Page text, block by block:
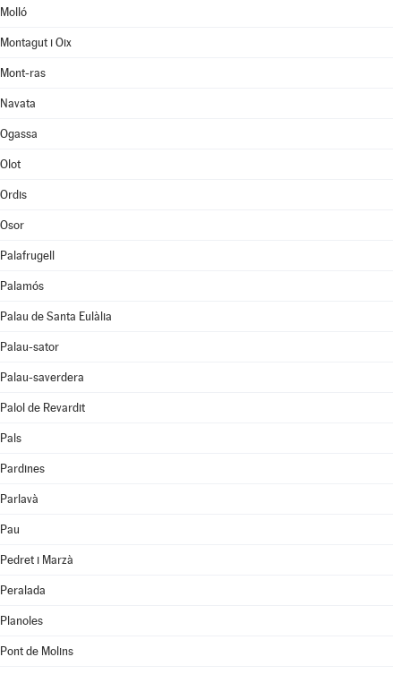
Molló
Montagut i Oix
Mont-ras
Navata
Ogassa
Olot
Ordis
Osor
Palafrugell
Palamós
Palau de Santa Eulàlia
Palau-sator
Palau-saverdera
Palol de Revardit
Pals
Pardines
Parlavà
Pau
Pedret i Marzà
Peralada
Planoles
Pont de Molins